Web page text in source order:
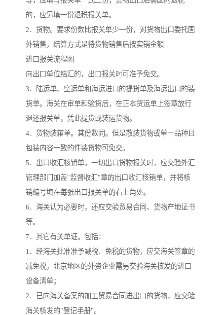
的，应另填一份退税报关单。
2．货物。要求份数比报关单少一份，对货物出口委托国
外销售，结算方式是待货物销售后按实销金额
进口报关流程图
向出口单位结汇的，出口报关时可准予免交。
3．陆运单、空运单和海运进口的提货单及海运出口的装
货单。海关在审单和验货后，在正本货运单上签章放行
退还报关单，凭此提货或装运货物。
4．货物装箱单。其份数同。但是散装货物或单一品种且
包装内容一致的件装货物可免交。
5．出口收汇核销单。一切出口货物报关时，应交验外汇
管理部门加盖"监督收汇"章的出口收汇核销单，并将核
销编号填在每张出口报关单的右上角处。
6．海关认为必要时，还应交验贸易合同、货物产地证书
等。
7．其它有关单证。包括：
1．经海关批准准予减税、免税的货物，应交海关签章的
减免税，北京地区的外资企业需另交验海关核发的进口
设备清单；
2．已向海关备案的加工贸易合同进出口的货物，应交验
海关核发的"登记手册"。